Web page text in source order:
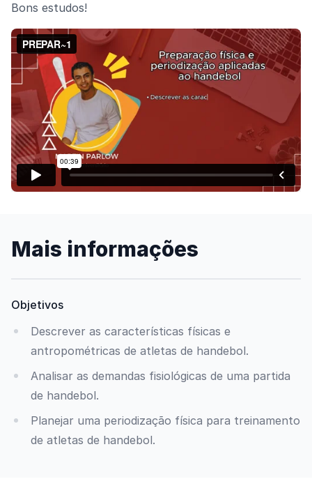
Bons estudos!
Mais informações
Objetivos
Descrever as características físicas e
antropométricas de atletas de handebol.
Analisar as demandas fisiológicas de uma partida
de handebol.
Planejar uma periodização física para treinamento
de atletas de handebol.